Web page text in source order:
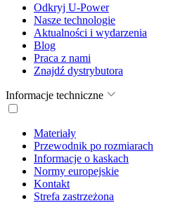
Odkryj U-Power
Nasze technologie
Aktualności i wydarzenia
Blog
Praca z nami
Znajdź dystrybutora
Informacje techniczne
Materiały
Przewodnik po rozmiarach
Informacje o kaskach
Normy europejskie
Kontakt
Strefa zastrzeżona